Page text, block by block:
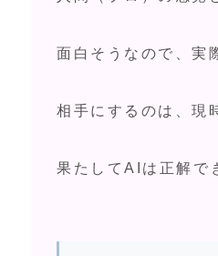
面白そうなので、実
相手にするのは、現
果たしてAIは正解で